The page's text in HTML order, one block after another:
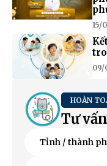
15/
09/
HOÀN
Tư